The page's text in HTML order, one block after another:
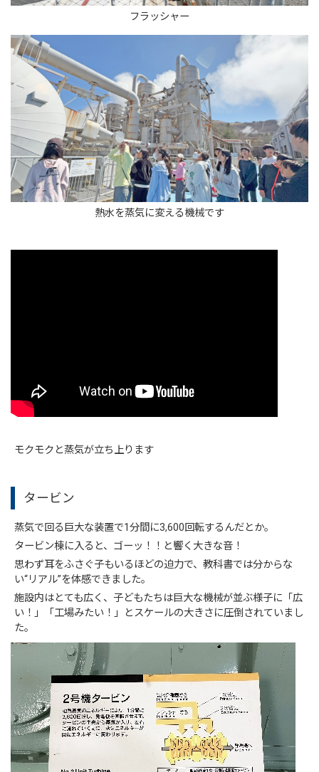
フラッシャー
熱水を蒸気に変える機械です
モクモクと蒸気が立ち上ります
タービン
蒸気で回る巨大な装置で1分間に3,600回転するんだとか。
タービン棟に入ると、ゴーッ！！と響く大きな音！
思わず耳をふさぐ子もいるほどの迫力で、教科書では分からな
い“リアル”を体感できました。
施設内はとても広く、子どもたちは巨大な機械が並ぶ様子に「広
い！」「工場みたい！」とスケールの大きさに圧倒されていまし
た。